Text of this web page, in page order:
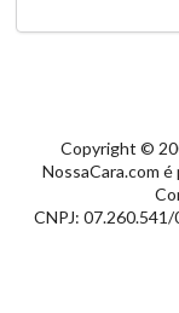
Copyright ©
NossaCara.com
CNPJ: